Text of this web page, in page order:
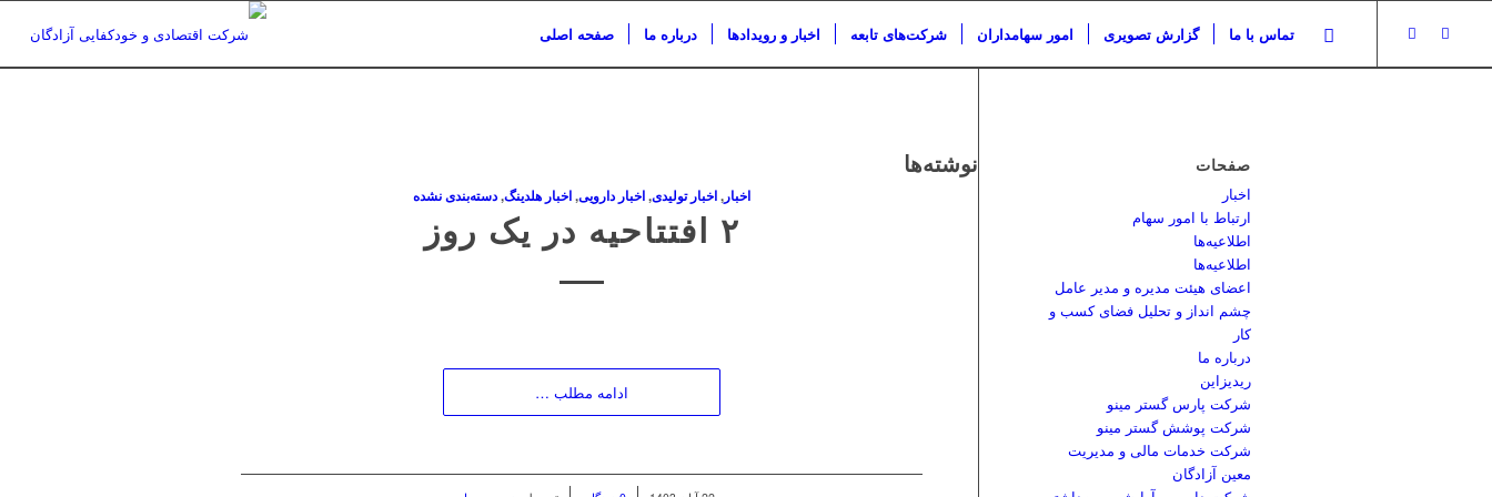
صفحه اصلی درباره ما اخبار و رویدادها شرکت‌های تابعه امور سهامداران گزارش تصویری تماس با ما
نوشته‌ها
اخبار,اخبار تولیدی,اخبار دارویی,اخبار هلدینگ,دسته‌بندی نشده
۲ ‎افتتاحیه در یک روز
ادامه مطلب …
صفحات
اخبار
ارتباط با امور سهام
اطلاعیه‌ها
اطلاعیه‌ها
اعضای هیئت مدیره و مدیر عامل
چشم انداز و تحلیل فضای کسب و
کار
درباره ما
ریدیزاین
شرکت پارس گستر مینو
شرکت پوشش گستر مینو
شرکت خدمات مالی و مدیریت
معین آزادگان